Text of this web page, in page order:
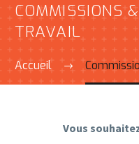
COMMISSIONS
TRAVAIL
Accueil
Vous